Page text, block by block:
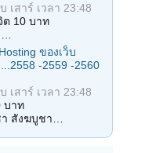
เสาร์ เวลา 23:48
ต 10 บาท
ของเว็บ
-2559 -2560
เสาร์ เวลา 23:48
บาท
สังฆบูชา…